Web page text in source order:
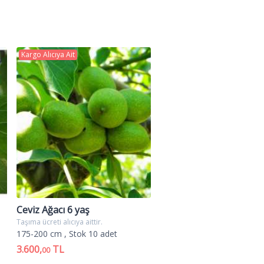
renkte ve dayanıklıdır,
hasat geciktirildiği taktide lezzet
fidanı,angelino erik ağacı
fidanı,yaşlı erik ağacı
Kargo Alıcıya Ait
Ceviz Ağacı 6 yaş
Taşıma ücreti alıcıya aittir.
175-200 cm , Stok 10 adet
3.600,00TL